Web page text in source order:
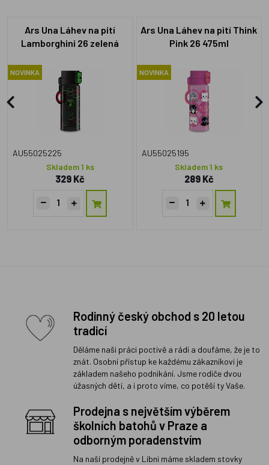
Ars Una Láhev na pití
Lamborghini 26 zelená
NOVINKA
AU55025225
Skladem 1 ks
329 Kč
Ars Una Láhev na pití Think
Pink 26 475ml
NOVINKA
AU55025195
Skladem 1 ks
289 Kč
Rodinný český obchod s 20 letou
tradicí
Děláme naši práci poctivě a rádi a doufáme, že je to
znát. Osobní přístup ke každému zákazníkovi je
základem našeho podnikání. Jsme rodiče dvou
úžasných dětí, a i proto víme, co potěší ty Vaše.
Prodejna s největším výběrem
školních batohů v Praze a
odborným poradenstvím
Na naší prodejně v Libni máme skladem stovky